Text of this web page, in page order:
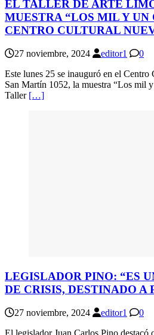
EL TALLER DE ARTE
MUESTRA “LOS MIL Y UN
CENTRO CULTURAL
27 noviembre, 2024 editor1
0
Este lunes 25 se inauguró en el
San Martín 1052, la muestra “Los mil
Taller […]
LEGISLADOR PINO: “ES
DE CRISIS, DESTINADO A
27 noviembre, 2024 editor1
0
El legislador Juan Carlos Pino destacó